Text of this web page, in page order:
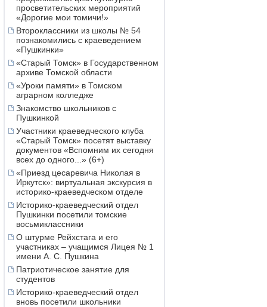
просветительских мероприятий
«Дорогие мои томичи!»
Второклассники из школы № 54
познакомились с краеведением
«Пушкинки»
«Старый Томск» в Государственном
архиве Томской области
«Уроки памяти» в Томском
аграрном колледже
Знакомство школьников с
Пушкинкой
Участники краеведческого клуба
«Старый Томск» посетят выставку
документов «Вспомним их сегодня
всех до одного...» (6+)
«Приезд цесаревича Николая в
Иркутск»: виртуальная экскурсия в
историко-краеведческом отделе
Историко-краеведческий отдел
Пушкинки посетили томские
восьмиклассники
О штурме Рейхстага и его
участниках – учащимся Лицея № 1
имени А. С. Пушкина
Патриотическое занятие для
студентов
Историко-краеведческий отдел
вновь посетили школьники